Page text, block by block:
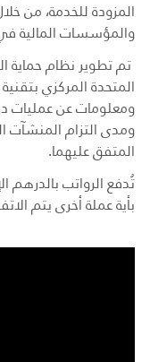
المزودة للخدمة، من
والمؤسسات المالية
تم تطوير نظام حماية
المتحدة المركزي
ومعلومات عن عمليات
ومدى التزام المنشآت
المتفق عليهما.
تُدفع الرواتب بالدرهم
بأية عملة أخرى يتم